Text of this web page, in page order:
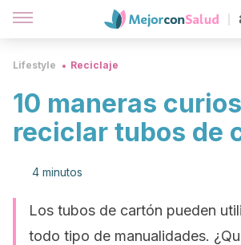
Lifestyle Reciclaje
10 maneras
reciclar tubos de
4 minutos
Los tubos de cartón pueden
todo tipo de manualidades.